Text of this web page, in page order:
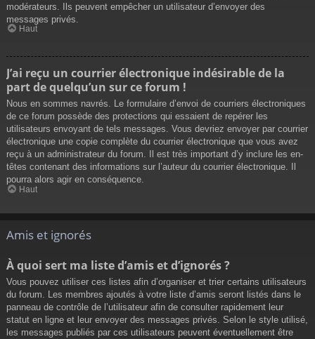
modérateurs. Ils peuvent empêcher un utilisateur d’envoyer des
messages privés.
Haut
J’ai reçu un courrier électronique indésirable de la
part de quelqu’un sur ce forum !
Nous en sommes navrés. Le formulaire d’envoi de courriers électroniques
de ce forum possède des protections qui essaient de repérer les
utilisateurs envoyant de tels messages. Vous devriez envoyer par courrier
électronique une copie complète du courrier électronique que vous avez
reçu à un administrateur du forum. Il est très important d’y inclure les en-
têtes contenant des informations sur l’auteur du courrier électronique. Il
pourra alors agir en conséquence.
Haut
Amis et ignorés
À quoi sert ma liste d’amis et d’ignorés ?
Vous pouvez utiliser ces listes afin d’organiser et trier certains utilisateurs
du forum. Les membres ajoutés à votre liste d’amis seront listés dans le
panneau de contrôle de l’utilisateur afin de consulter rapidement leur
statut en ligne et leur envoyer des messages privés. Selon le style utilisé,
les messages publiés par ces utilisateurs peuvent éventuellement être